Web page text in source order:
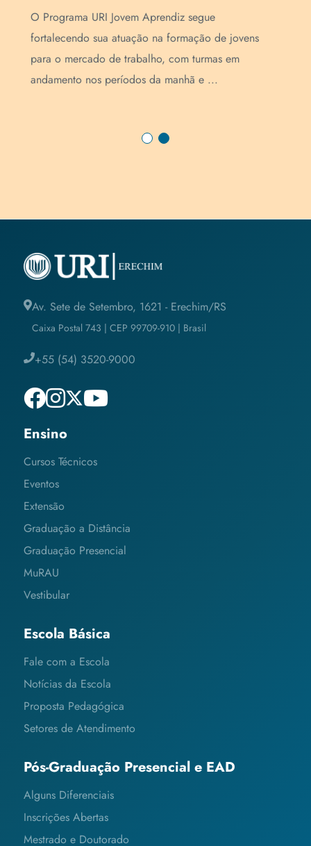
O Programa URI Jovem Aprendiz segue
fortalecendo sua atuação na formação de jovens
para o mercado de trabalho, com turmas em
andamento nos períodos da manhã e ...
Av. Sete de Setembro, 1621 - Erechim/RS
Caixa Postal 743 | CEP 99709-910 | Brasil
+55 (54) 3520-9000
Ensino
Cursos Técnicos
Eventos
Extensão
Graduação a Distância
Graduação Presencial
MuRAU
Vestibular
Escola Básica
Fale com a Escola
Notícias da Escola
Proposta Pedagógica
Setores de Atendimento
Pós-Graduação Presencial e EAD
Alguns Diferenciais
Inscrições Abertas
Mestrado e Doutorado